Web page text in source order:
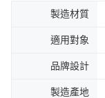
製造材質
適用對象
品牌設計
製造產地